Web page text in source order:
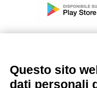
Modello
Questo sito
dati personali